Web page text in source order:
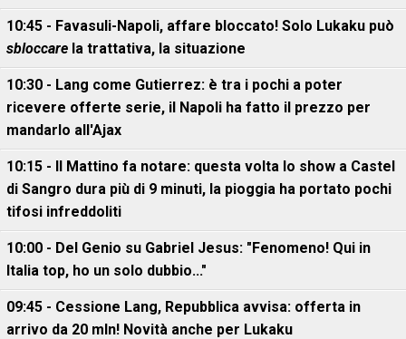
10:45 - Favasuli-Napoli, affare bloccato! Solo Lukaku può
sbloccare la trattativa, la situazione
10:30 - Lang come Gutierrez: è tra i pochi a poter
ricevere offerte serie, il Napoli ha fatto il prezzo per
mandarlo all'Ajax
10:15 - Il Mattino fa notare: questa volta lo show a Castel
di Sangro dura più di 9 minuti, la pioggia ha portato pochi
tifosi infreddoliti
10:00 - Del Genio su Gabriel Jesus: "Fenomeno! Qui in
Italia top, ho un solo dubbio..."
09:45 - Cessione Lang, Repubblica avvisa: offerta in
arrivo da 20 mln! Novità anche per Lukaku